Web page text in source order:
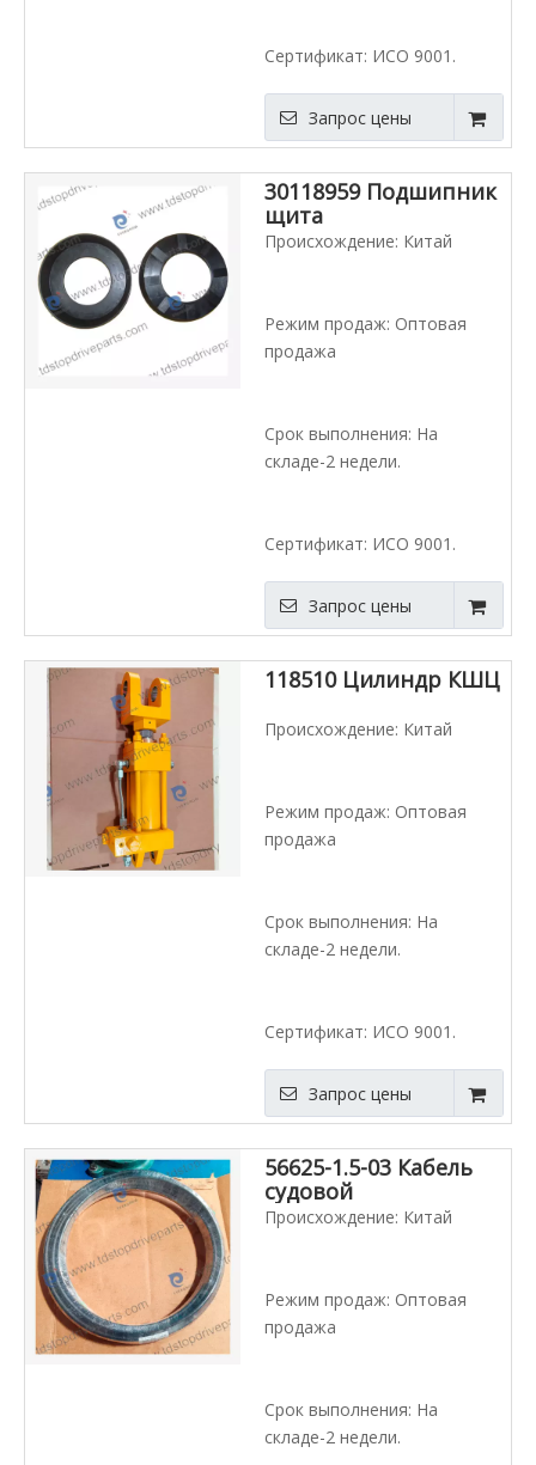
Сертификат: ИСО 9001.
Запрос цены
30118959 Подшипник
щита
Происхождение: Китай
Режим продаж: Оптовая
продажа
Срок выполнения: На
складе-2 недели.
Сертификат: ИСО 9001.
Запрос цены
118510 Цилиндр КШЦ
Происхождение: Китай
Режим продаж: Оптовая
продажа
Срок выполнения: На
складе-2 недели.
Сертификат: ИСО 9001.
Запрос цены
56625-1.5-03 Кабель
судовой
многожильный
Происхождение: Китай
Режим продаж: Оптовая
продажа
Срок выполнения: На
складе-2 недели.